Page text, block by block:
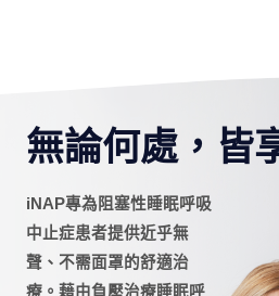
無論何處，皆
iNAP專為阻塞性睡眠呼吸
中止症患者提供近乎無
聲、不需面罩的舒適治
療。藉由負壓治療睡眠呼